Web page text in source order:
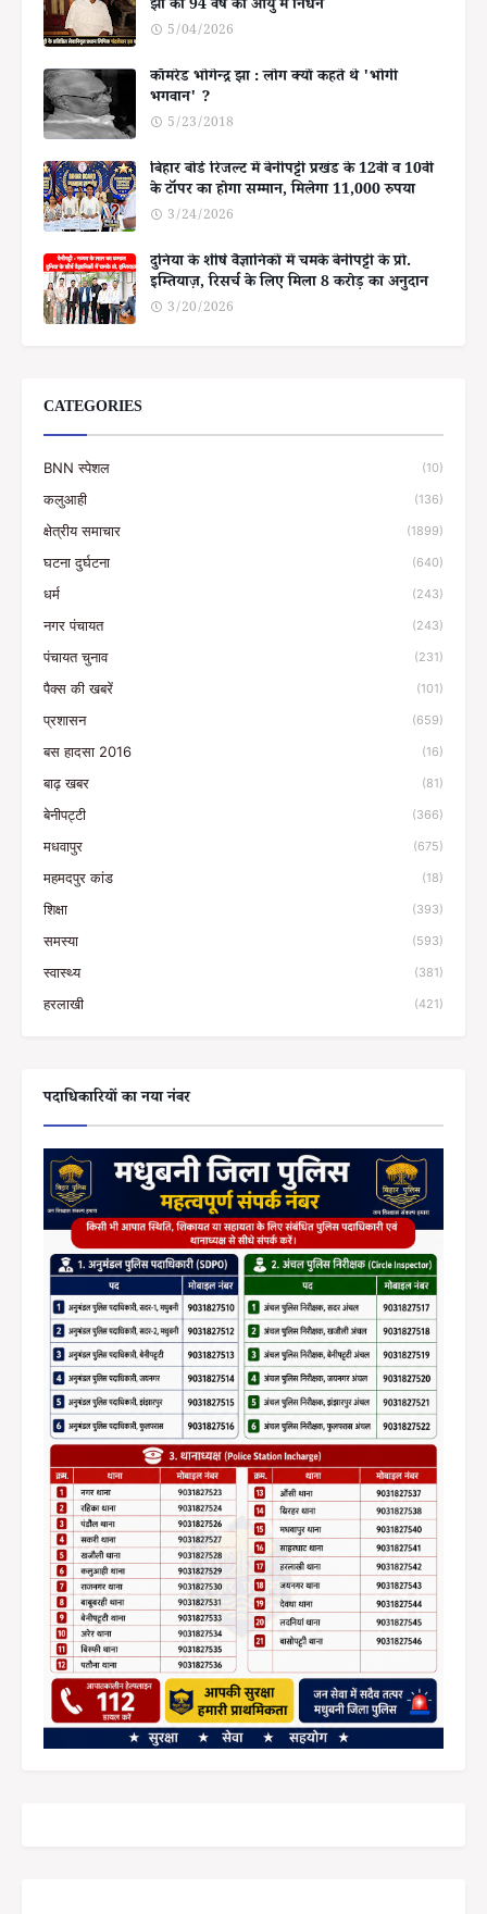
झा का 94 वर्ष की आयु में निधन
5/04/2026
कॉमरेड भोगेन्द्र झा : लोग क्यों कहते थे 'भोगी
भगवान' ?
5/23/2018
बिहार बोर्ड रिजल्ट में बेनीपट्टी प्रखंड के 12वीं व 10वीं
के टॉपर का होगा सम्मान, मिलेगा 11,000 रुपया
3/24/2026
दुनिया के शीर्ष वैज्ञानिकों में चमके बेनीपट्टी के प्रो.
इम्तियाज़, रिसर्च के लिए मिला 8 करोड़ का अनुदान
3/20/2026
CATEGORIES
BNN स्पेशल (10)
कलुआही (136)
क्षेत्रीय समाचार (1899)
घटना दुर्घटना (640)
धर्म (243)
नगर पंचायत (243)
पंचायत चुनाव (231)
पैक्स की खबरें (101)
प्रशासन (659)
बस हादसा 2016 (16)
बाढ़ खबर (81)
बेनीपट्टी (366)
मधवापुर (675)
महमदपुर कांड (18)
शिक्षा (393)
समस्या (593)
स्वास्थ्य (381)
हरलाखी (421)
पदाधिकारियों का नया नंबर